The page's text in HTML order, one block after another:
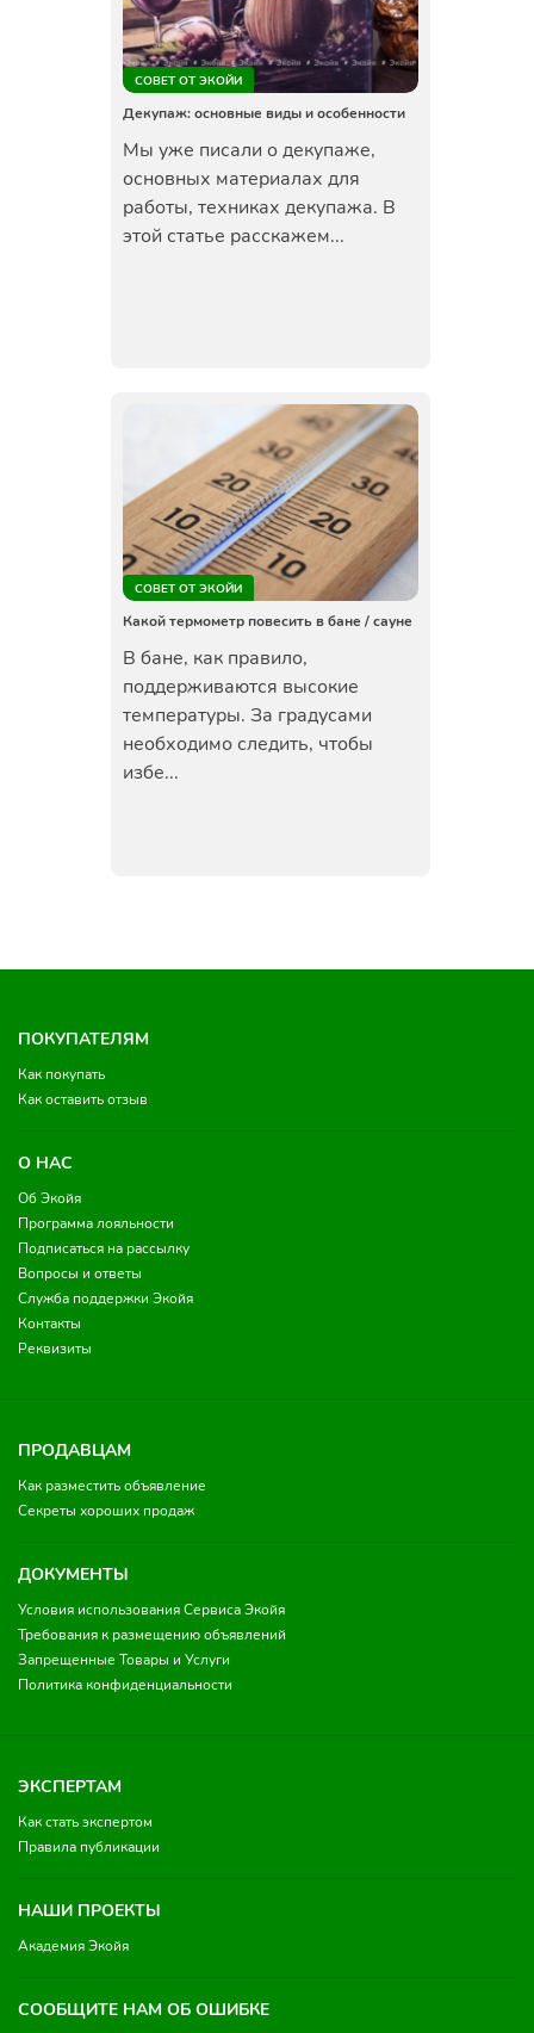
СОВЕТ ОТ ЭКОЙИ
Декупаж: основные виды и особенности
Мы уже писали о декупаже,
основных материалах для
работы, техниках декупажа. В
этой статье расскажем...
СОВЕТ ОТ ЭКОЙИ
Какой термометр повесить в бане / сауне
В бане, как правило,
поддерживаются высокие
температуры. За градусами
необходимо следить, чтобы
избе...
ПОКУПАТЕЛЯМ
Как покупать
Как оставить отзыв
О НАС
Об Экойя
Программа лояльности
Подписаться на рассылку
Вопросы и ответы
Служба поддержки Экойя
Контакты
Реквизиты
ПРОДАВЦАМ
Как разместить объявление
Секреты хороших продаж
ДОКУМЕНТЫ
Условия использования Сервиса Экойя
Требования к размещению объявлений
Запрещенные Товары и Услуги
Политика конфиденциальности
ЭКСПЕРТАМ
Как стать экспертом
Правила публикации
НАШИ ПРОЕКТЫ
Академия Экойя
СООБЩИТЕ НАМ ОБ ОШИБКЕ